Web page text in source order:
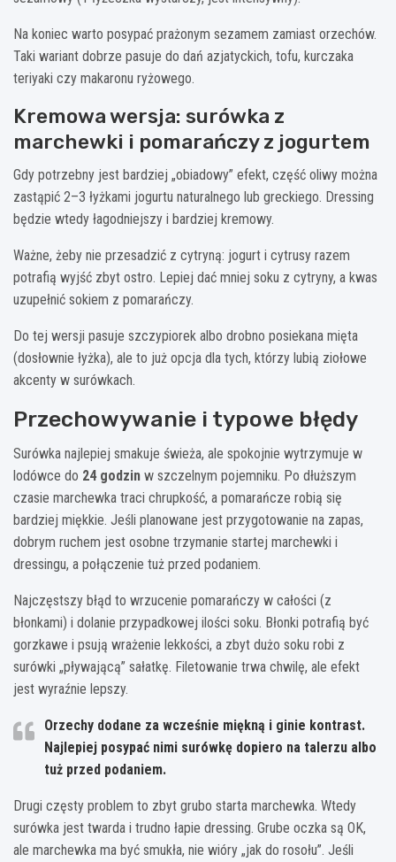
Na koniec warto posypać prażonym sezamem zamiast orzechów.
Taki wariant dobrze pasuje do dań azjatyckich, tofu, kurczaka
teriyaki czy makaronu ryżowego.
Kremowa wersja: surówka z
marchewki i pomarańczy z jogurtem
Gdy potrzebny jest bardziej „obiadowy” efekt, część oliwy można
zastąpić 2–3 łyżkami jogurtu naturalnego lub greckiego. Dressing
będzie wtedy łagodniejszy i bardziej kremowy.
Ważne, żeby nie przesadzić z cytryną: jogurt i cytrusy razem
potrafią wyjść zbyt ostro. Lepiej dać mniej soku z cytryny, a kwas
uzupełnić sokiem z pomarańczy.
Do tej wersji pasuje szczypiorek albo drobno posiekana mięta
(dosłownie łyżka), ale to już opcja dla tych, którzy lubią ziołowe
akcenty w surówkach.
Przechowywanie i typowe błędy
Surówka najlepiej smakuje świeża, ale spokojnie wytrzymuje w
lodówce do 24 godzin w szczelnym pojemniku. Po dłuższym
czasie marchewka traci chrupkość, a pomarańcze robią się
bardziej miękkie. Jeśli planowane jest przygotowanie na zapas,
dobrym ruchem jest osobne trzymanie startej marchewki i
dressingu, a połączenie tuż przed podaniem.
Najczęstszy błąd to wrzucenie pomarańczy w całości (z
błonkami) i dolanie przypadkowej ilości soku. Błonki potrafią być
gorzkawe i psują wrażenie lekkości, a zbyt dużo soku robi z
surówki „pływającą” sałatkę. Filetowanie trwa chwilę, ale efekt
jest wyraźnie lepszy.
Orzechy dodane za wcześnie miękną i ginie kontrast.
Najlepiej posypać nimi surówkę dopiero na talerzu albo
tuż przed podaniem.
Drugi częsty problem to zbyt grubo starta marchewka. Wtedy
surówka jest twarda i trudno łapie dressing. Grube oczka są OK,
ale marchewka ma być smukła, nie wióry „jak do rosołu”. Jeśli